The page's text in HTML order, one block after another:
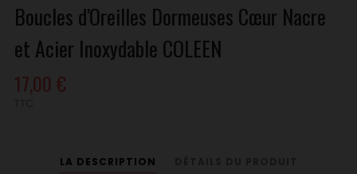
Boucles d'Oreilles Dormeuses Cœur Nacre
et Acier Inoxydable COLEEN
17,00 €
LA DESCRIPTION